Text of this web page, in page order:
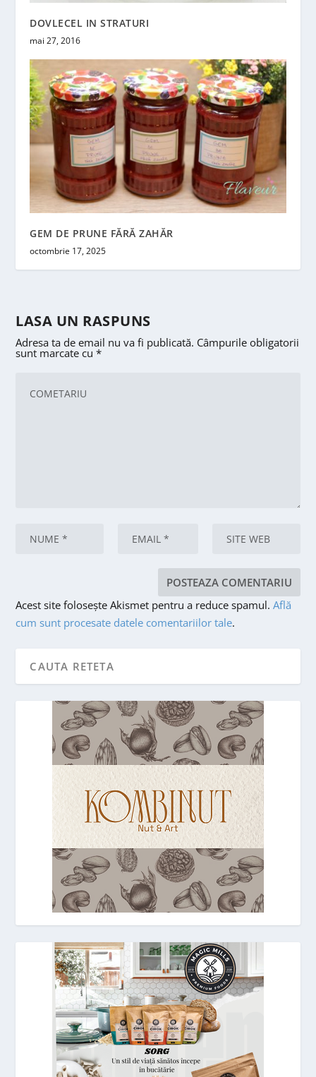
DOVLECEL IN STRATURI
mai 27, 2016
GEM DE PRUNE FĂRĂ ZAHĂR
octombrie 17, 2025
LASA UN RASPUNS
Adresa ta de email nu va fi publicată. Câmpurile obligatorii
sunt marcate cu*
Acest site folosește Akismet pentru a reduce spamul.Află
cum sunt procesate datele comentariilor tale.